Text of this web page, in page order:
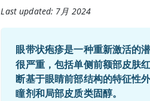
Last updated: 7月 2024
眼带状疱疹是一种重新激活的
很严重，包括单侧前额部皮肤
断基于眼睛前部结构的特征性
瞳剂和局部皮质类固醇。